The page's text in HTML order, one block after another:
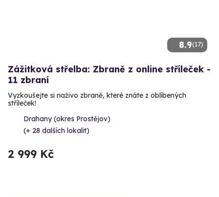
8.9(17)
Zážitková střelba: Zbraně z online stříleček -
11 zbraní
Vyzkoušejte si naživo zbraně, které znáte z oblíbených
stříleček!
Drahany (okres Prostějov)
(+ 28 dalších lokalit)
2 999 Kč